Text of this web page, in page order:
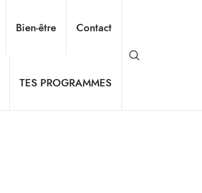
Bien-être Contact
TES PROGRAMMES